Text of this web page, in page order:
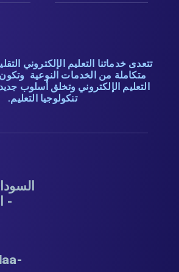
تتعدى خدماتنا التعليم الإلكتروني
متكاملة من الخدمات النوعية
التعليم الإلكتروني وتخلق أسلوب
تنكولوجيا التعليم.
-